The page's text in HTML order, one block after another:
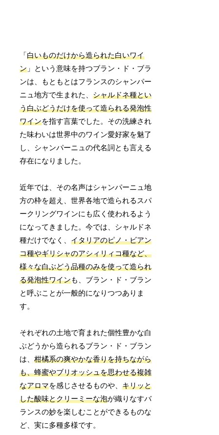
「白いものだけから造られた白いワイ
ン 」という意味を持つブラン・ド・ブラ
ンは、もともとはフランスのシャンパー
ニュ地方で生まれた、シャルドネ種とい
う白ぶどうだけを使って造られる発泡性
ワインを指す言葉でした。その洗練され
た味わいは世界中のワイン愛好家を魅了
し、シャンパーニュの代名詞とも言える
存在になりました。
近年では、その名声はシャンパーニュ地
方の枠を超え、世界各地で造られるスパ
ークリングワインにも広く使われるよう
になってきました。今では、シャルドネ
種だけでなく、イタリアのピノ・ビアン
コ種やギリシャのアシィリィコ種など、
様々な白ぶどう品種のみを使って造られ
る発泡性ワインも、ブラン・ド・ブラン
と呼ぶことが一般的になりつつありま
す。
それぞれの土地で育まれた個性豊かな白
ぶどうから造られるブラン・ド・ブラン
は、柑橘系の爽やかな香りを持ちながら
も、蜂蜜やブリオッシュを思わせる複雑
なアロマを感じさせるものや、キリッと
した酸味とクリーミーな泡が織りなすバ
ランスの妙を楽しむことができるものな
ど、実に多種多様です。